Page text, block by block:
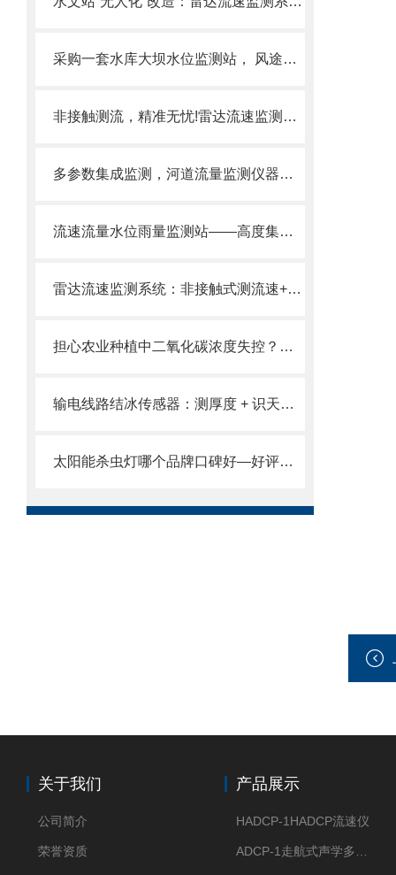
采购一套水库大坝水位监测站， 风途SW2、SW3怎么选？
非接触测流，精准无忧!雷达流速监测系统—水文监测、城市排涝、灌区管理。
多参数集成监测，河道流量监测仪器同步获取流速、水位、流量，数据全面。
流速流量水位雨量监测站——高度集成一体化、可无人值守
雷达流速监测系统：非接触式测流速+水位+流量，河道/灌区/防汛监测好帮手
担心农业种植中二氧化碳浓度失控？选我们的二氧化碳传感器！
输电线路结冰传感器：测厚度 + 识天气 + 感温度 融冰指令联动 筑牢电网防线
太阳能杀虫灯哪个品牌口碑好—好评连连、定不负你所望2025全+境+派+送
关于我们
公司简介
荣誉资质
产品展示
HADCP-1HADCP流速仪